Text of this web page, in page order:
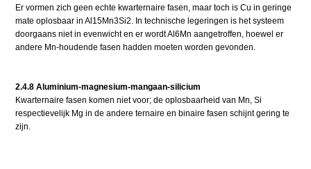
Er vormen zich geen echte kwarternaire fasen, maar toch is Cu in geringe
mate oplosbaar in Al15Mn3Si2. In technische legeringen is het systeem
doorgaans niet in evenwicht en er wordt Al6Mn aangetroffen, hoewel er
andere Mn-houdende fasen hadden moeten worden gevonden.
2.4.8 Aluminium-magnesium-mangaan-silicium
Kwarternaire fasen komen niet voor; de oplosbaarheid van Mn, Si
respectievelijk Mg in de andere ternaire en binaire fasen schijnt gering te
zijn.